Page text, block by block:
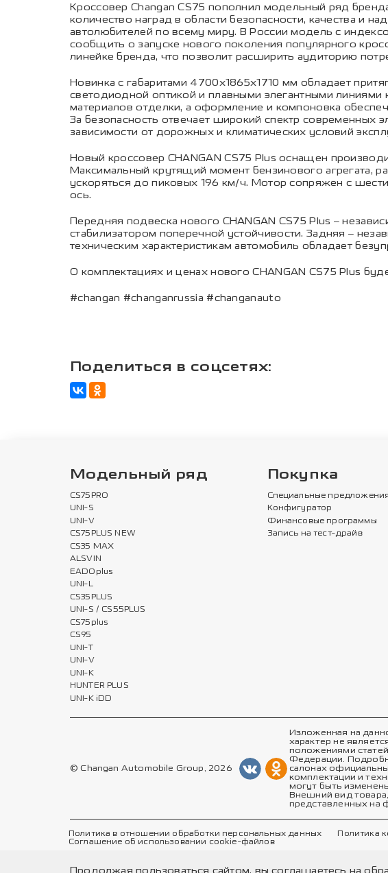
Кроссовер Changan CS75 пополнил модельный ряд
количество наград в области безопасности, качества и
автолюбителей по всему миру. В России модель с
сообщить о запуске нового поколения популярного
линейке бренда, что позволит расширить аудиторию
Новинка с габаритами 4700х1865х1710 мм обладает
светодиодной оптикой и плавными элегантными
материалов отделки, а оформление и компоновка
За безопасность отвечает широкий спектр современных
зависимости от дорожных и климатических условий
Новый кроссовер CHANGAN CS75 Plus оснащен
Максимальный крутящий момент бензинового агрегата,
ускоряться до пиковых 196 км/ч. Мотор сопряжен с
ось.
Передняя подвеска нового CHANGAN CS75 Plus –
стабилизатором поперечной устойчивости. Задняя –
техническим характеристикам автомобиль обладает
О комплектациях и ценах нового CHANGAN CS75 Plus
#changan #changanrussia #changanauto
Поделиться в соцсетях:
Модельный ряд
CS75PRO
UNI-S
UNI-V
CS75PLUS NEW
CS35 MAX
ALSVIN
EADOplus
UNI-L
CS35PLUS
UNI-S / CS55PLUS
CS75plus
CS95
UNI-T
UNI-V
UNI-K
HUNTER PLUS
UNI-K iDD
Покупка
Специальные предложения
Конфигуратор
Финансовые программы
Запись на тест-драйв
© Changan Automobile Group, 2026
Изложенная на
характер не
положениями
Федерации.
салонах
комплектации и
могут быть
Внешний вид
представленных на
Политика в отношении обработки персональных данных Политика
Соглашение об использовании cookie-файлов
Продолжая пользоваться сайтом, вы соглашаетесь на